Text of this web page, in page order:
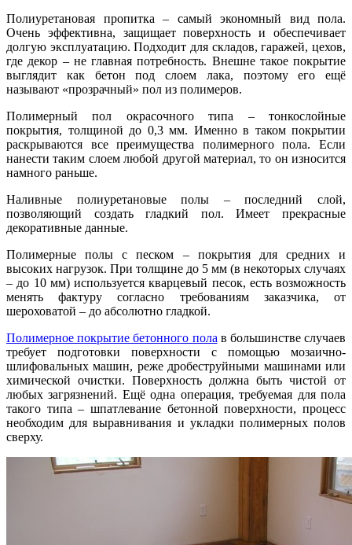
Полиуретановая пропитка – самый экономный вид пола.
Очень эффективна, защищает поверхность и обеспечивает
долгую эксплуатацию. Подходит для складов, гаражей, цехов,
где декор – не главная потребность. Внешне такое покрытие
выглядит как бетон под слоем лака, поэтому его ещё
называют «прозрачный» пол из полимеров.
Полимерный пол окрасочного типа – тонкослойные
покрытия, толщиной до 0,3 мм. Именно в таком покрытии
раскрываются все преимущества полимерного пола. Если
нанести таким слоем любой другой материал, то он износится
намного раньше.
Наливные полиуретановые полы – последний слой,
позволяющий создать гладкий пол. Имеет прекрасные
декоративные данные.
Полимерные полы с песком – покрытия для средних и
высоких нагрузок. При толщине до 5 мм (в некоторых случаях
– до 10 мм) используется кварцевый песок, есть возможность
менять фактуру согласно требованиям заказчика, от
шероховатой – до абсолютно гладкой.
Полимерное покрытие бетонного пола в большинстве случаев
требует подготовки поверхности с помощью мозаично-
шлифовальных машин, реже дробеструйными машинами или
химической очистки. Поверхность должна быть чистой от
любых загрязнений. Ещё одна операция, требуемая для пола
такого типа – шпатлевание бетонной поверхности, процесс
необходим для выравнивания и укладки полимерных полов
сверху.